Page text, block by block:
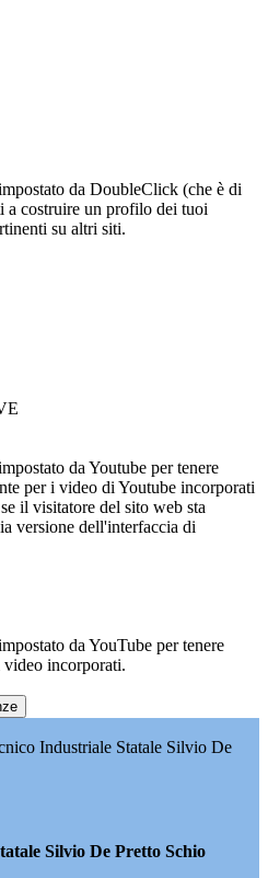
da DoubleClick (che è di
a costruire un profilo dei tuoi
su altri siti.
da Youtube per tenere
per i video di Youtube incorporati
il visitatore del sito web sta
versione dell'interfaccia di
da YouTube per tenere
incorporati.
Industriale Statale Silvio De
Silvio De Pretto Schio